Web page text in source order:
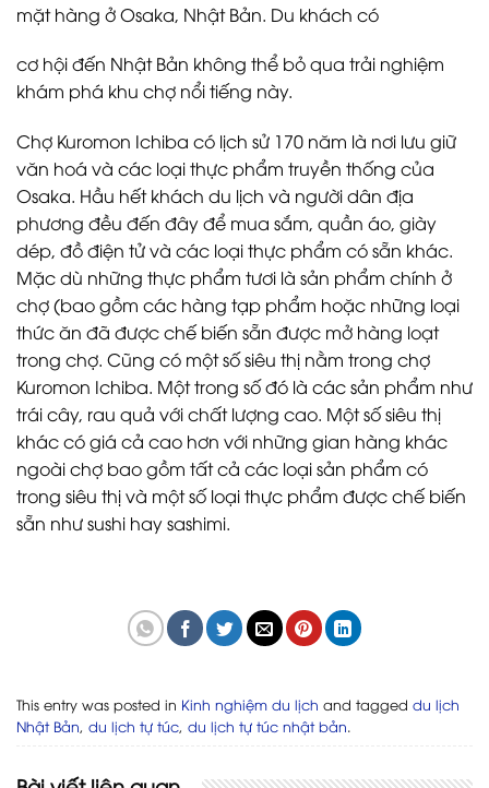
mặt hàng ở Osaka, Nhật Bản. Du khách có
cơ hội đến Nhật Bản không thể bỏ qua trải nghiệm
khám phá khu chợ nổi tiếng này.
Chợ Kuromon Ichiba có lịch sử 170 năm là nơi lưu giữ
văn hoá và các loại thực phẩm truyền thống của
Osaka. Hầu hết khách du lịch và người dân địa
phương đều đến đây để mua sắm, quần áo, giày
dép, đồ điện tử và các loại thực phẩm có sẵn khác.
Mặc dù những thực phẩm tươi là sản phẩm chính ở
chợ (bao gồm các hàng tạp phẩm hoặc những loại
thức ăn đã được chế biến sẵn được mở hàng loạt
trong chợ. Cũng có một số siêu thị nằm trong chợ
Kuromon Ichiba. Một trong số đó là các sản phẩm như
trái cây, rau quả với chất lượng cao. Một số siêu thị
khác có giá cả cao hơn với những gian hàng khác
ngoài chợ bao gồm tất cả các loại sản phẩm có
trong siêu thị và một số loại thực phẩm được chế biến
sẵn như sushi hay sashimi.
This entry was posted in Kinh nghiệm du lịch and tagged du lịch
Nhật Bản, du lịch tự túc, du lịch tự túc nhật bản.